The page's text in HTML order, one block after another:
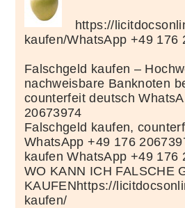
https://
kaufen/WhatsApp +49 176
Falschgeld kaufen –
nachweisbare Banknoten
counterfeit deutsch
20673974
Falschgeld kaufen,
WhatsApp +49 176
kaufen WhatsApp +49 176
WO KANN ICH FALSCHE
KAUFENhttps://
kaufen/